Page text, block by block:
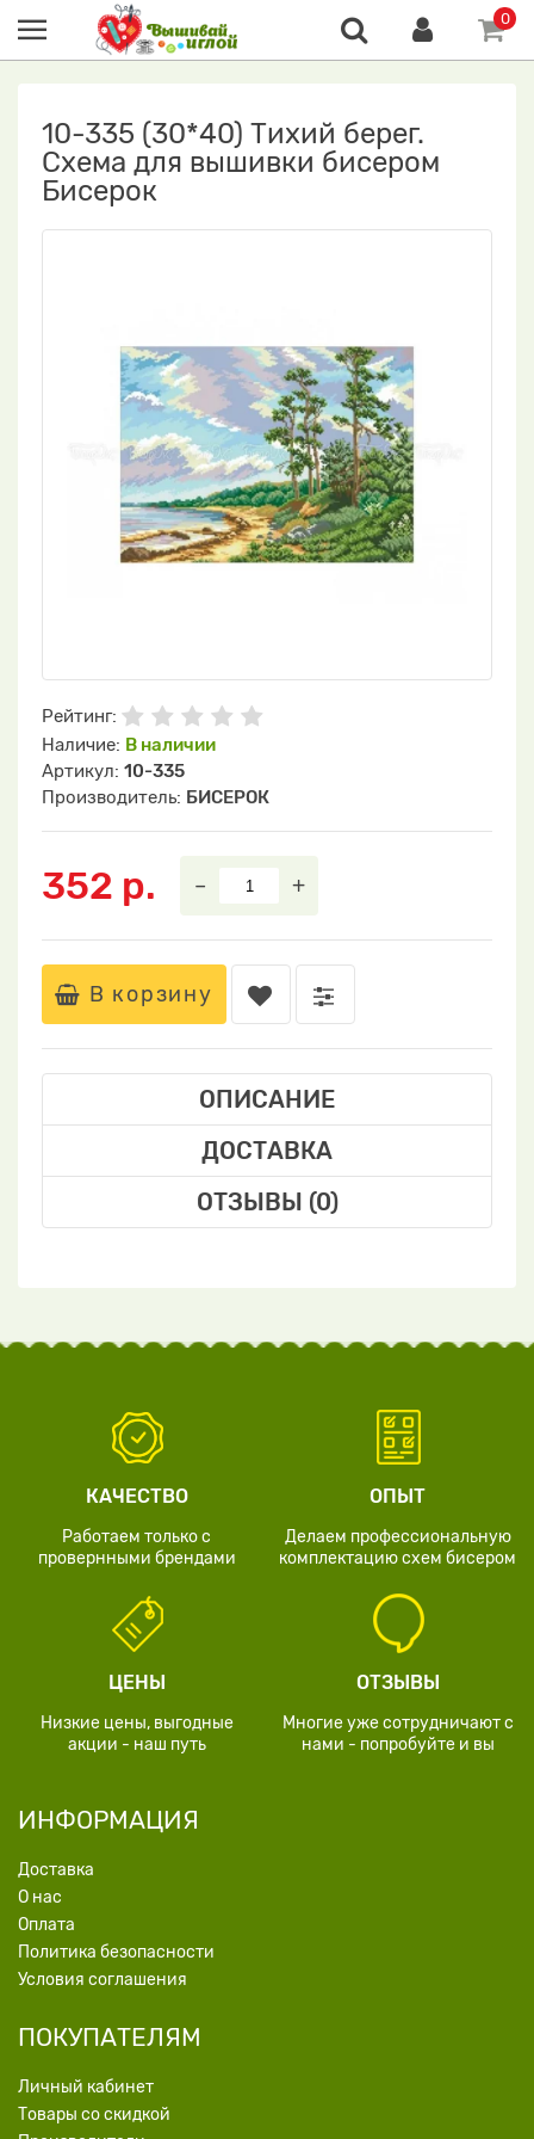
0
10-335 (30*40) Тихий берег.
Схема для вышивки бисером
Бисерок
Рейтинг:
Наличие: В наличии
Артикул: 10-335
Производитель: БИСЕРОК
352 р. – +
В корзину
ОПИСАНИЕ
ДОСТАВКА
ОТЗЫВЫ (0)
КАЧЕСТВО
Работаем только с
провернными брендами
ОПЫТ
Делаем профессиональную
комплектацию схем бисером
ЦЕНЫ
Низкие цены, выгодные
акции - наш путь
ОТЗЫВЫ
Многие уже сотрудничают с
нами - попробуйте и вы
ИНФОРМАЦИЯ
Доставка
О нас
Оплата
Политика безопасности
Условия соглашения
ПОКУПАТЕЛЯМ
Личный кабинет
Товары со скидкой